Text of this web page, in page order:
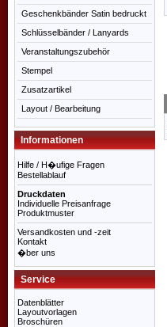
Geschenkbänder Satin bedruckt
Schlüsselbänder / Lanyards
Veranstaltungszubehör
Stempel
Zusatzartikel
Layout / Bearbeitung
Informationen
Hilfe / H�ufige Fragen
Bestellablauf
Druckdaten
Individuelle Preisanfrage
Produktmuster
Versandkosten und -zeit
Kontakt
�ber uns
Service
Datenblätter
Layoutvorlagen
Broschüren